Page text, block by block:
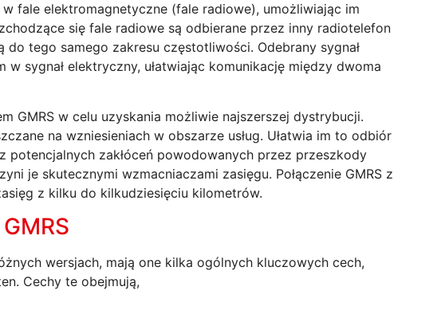
fale elektromagnetyczne (fale radiowe), umożliwiając im
się fale radiowe są odbierane przez inny radiotelefon
do tego samego zakresu częstotliwości. Odebrany sygnał
sygnał elektryczny, ułatwiając komunikację między dwoma
GMRS w celu uzyskania możliwie najszerszej dystrybucji.
na wzniesieniach w obszarze usług. Ułatwia im to odbiór
potencjalnych zakłóceń powodowanych przez przeszkody
je skutecznymi wzmacniaczami zasięgu. Połączenie GMRS z
z kilku do kilkudziesięciu kilometrów.
wersjach, mają one kilka ogólnych kluczowych cech,
Cechy te obejmują,